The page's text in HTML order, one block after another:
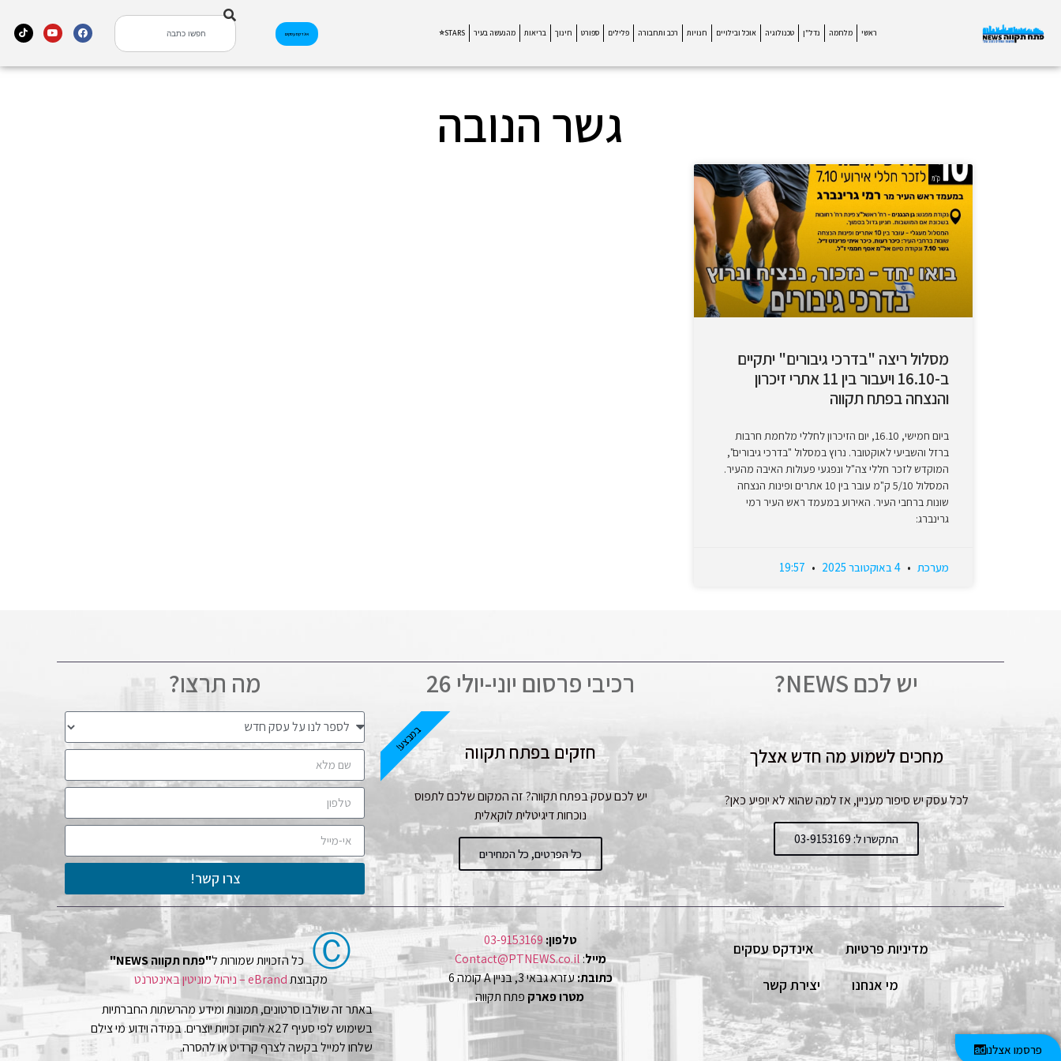
ראשי מלחמה נדל"ן טכנולוגיה אוכל ובילויים חנויות רכב ותחבורה פלילים ספורט חינוך בריאות מהנעשה בעיר STARS⭐ אינדקס עסקים
גשר הנובה
מסלול ריצה "בדרכי גיבורים" יתקיים
ב-16.10 ויעבור בין 11 אתרי זיכרון
והנצחה בפתח תקווה
ביום חמישי, 16.10, יום הזיכרון לחללי מלחמת חרבות
ברזל והשביעי לאוקטובר. נרוץ במסלול "בדרכי גיבורים",
המוקדש לזכר חללי צה"ל ונפגעי פעולות האיבה מהעיר.
המסלול 5/10 ק"מ עובר בין 10 אתרים ופינות הנצחה
שונות ברחבי העיר. האירוע במעמד ראש העיר רמי
גרינברג:
מערכת
פרסמו אצלנו
יש לכם NEWS?
מחכים לשמוע מה חדש אצלך
לכל עסק יש סיפור מעניין, אז למה שהוא לא יופיע כאן?
התקשרו ל: 03-9153169
רכיבי פרסום יוני-יולי 26
חזקים בפתח תקווה
יש לכם עסק בפתח תקווה? זה המקום שלכם לתפוס
נוכחות דיגיטלית לוקאלית
כל הפרטים, כל המחירים
במבצע!
מה תרצו?
צרו קשר!
מדיניות פרטיות
אינדקס עסקים
מי אנחנו
יצירת קשר
טלפון: 03-9153169
מייל:
Contact@PTNEWS.co.il
כתובת:עזרא גבאי 3, בניין A קומה 6
מטרו פארק פתח תקווה
Ⓒ כל הזכויות שמורות ל"פתח תקווה NEWS"
מקבוצתeBrand – ניהול מוניטין באינטרנט
באתר זה שולבו סרטונים, תמונות ומידע מהרשתות החברתיות
בשימוש לפי סעיף 27א לחוק זכויות יוצרים. במידה וידוע מי צילם
שלחו למייל בקשה לצרף קרדיט או להסרה.